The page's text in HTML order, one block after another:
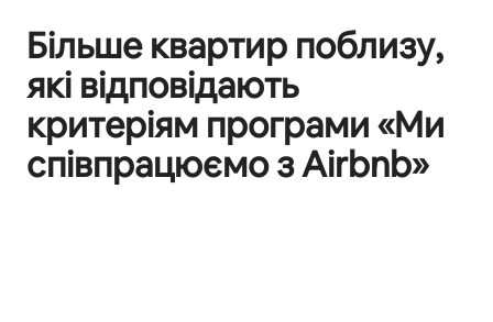
Більше квартир поблизу,
які відповідають
критеріям програми «Ми
співпрацюємо з Airbnb»